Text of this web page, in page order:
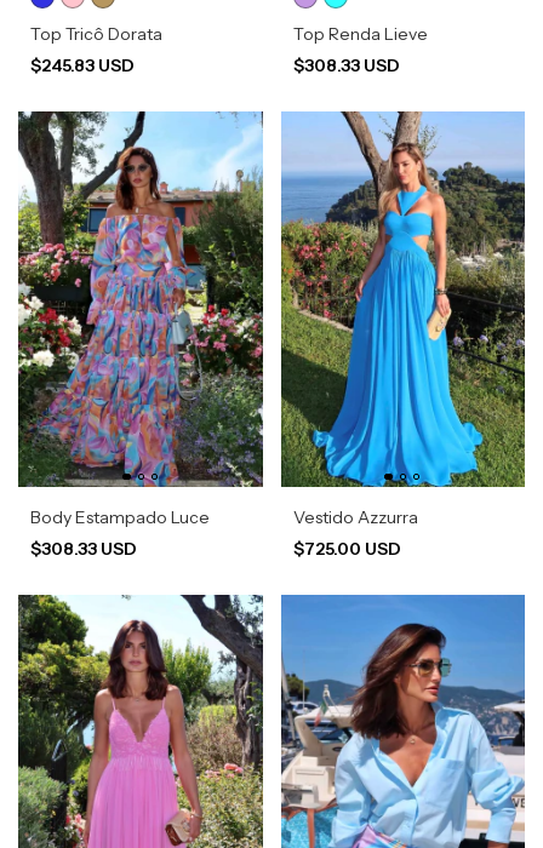
Top Tricô Dorata
$245.83 USD
Top Renda Lieve
$308.33 USD
Body Estampado Luce
$308.33 USD
Vestido Azzurra
$725.00 USD